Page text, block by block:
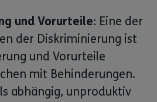
und Vorurteile: Eine der
der Diskriminierung ist
und Vorurteile
mit Behinderungen.
abhängig, unproduktiv